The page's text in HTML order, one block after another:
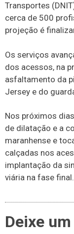
Transportes
cerca de 500
projeção é
Os serviços
dos acessos, na
asfaltamento da
Jersey e do
Nos próximos
de dilatação e a
maranhense e
calçadas nos
implantação da
viária na fase final.
Deixe